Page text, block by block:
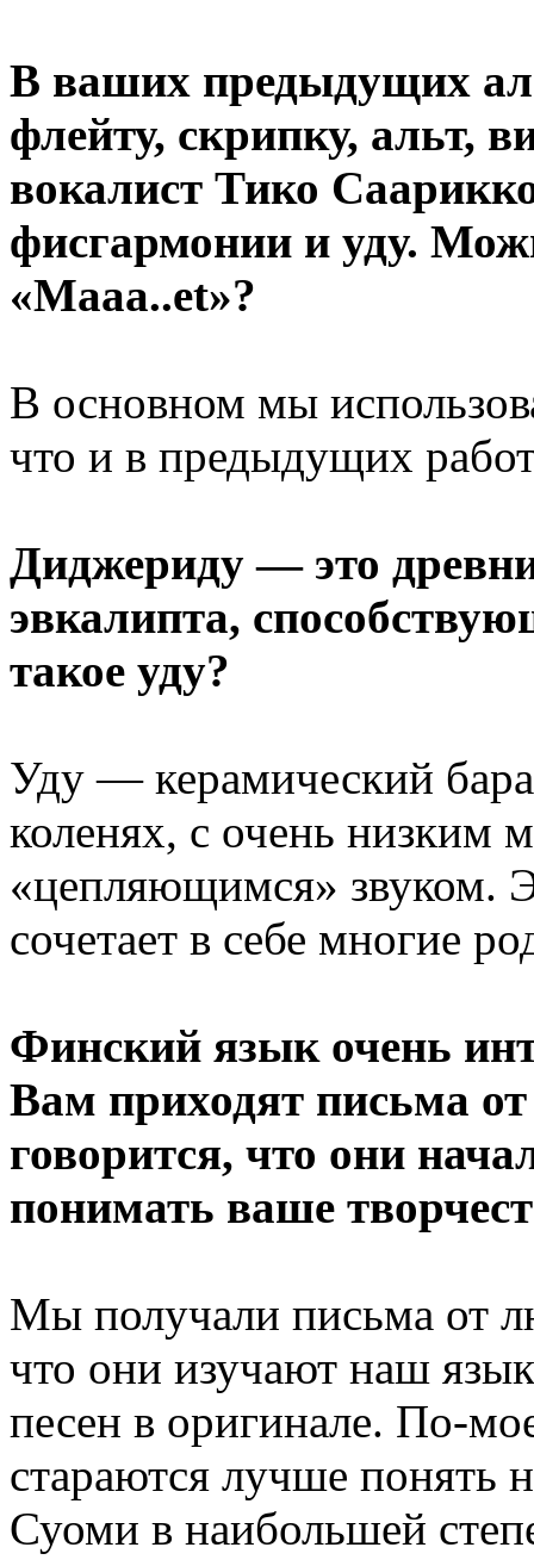
В ваших предыдущих
флейту, скрипку, альт,
вокалист Тико
фисгармонии и уду.
«Maaa..et»?
В основном мы
что и в предыдущих
Диджериду — это
эвкалипта,
такое уду?
Уду — керамический
коленях, с очень низким
«цепляющимся» звуком.
сочетает в себе многие
Финский язык очень
Вам приходят письма
говорится, что они
понимать ваше
Мы получали письма от
что они изучают наш
песен в оригинале. По-
стараются лучше понять
Суоми в наибольшей